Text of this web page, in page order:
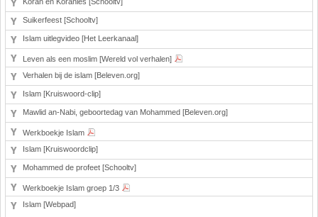
Suikerfeest [Schooltv]
Islam uitlegvideo [Het Leerkanaal]
Leven als een moslim [Wereld vol verhalen]
Verhalen bij de islam [Beleven.org]
Islam [Kruiswoord-clip]
Mawlid an-Nabi, geboortedag van Mohammed [Beleven.org]
Werkboekje Islam
Islam [Kruiswoordclip]
Mohammed de profeet [Schooltv]
Werkboekje Islam groep 1/3
Islam [Webpad]